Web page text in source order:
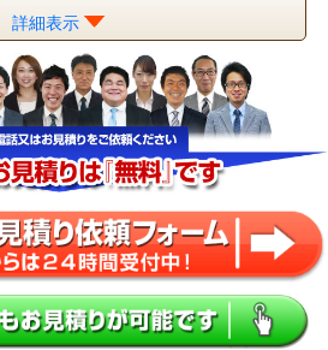
詳細表示